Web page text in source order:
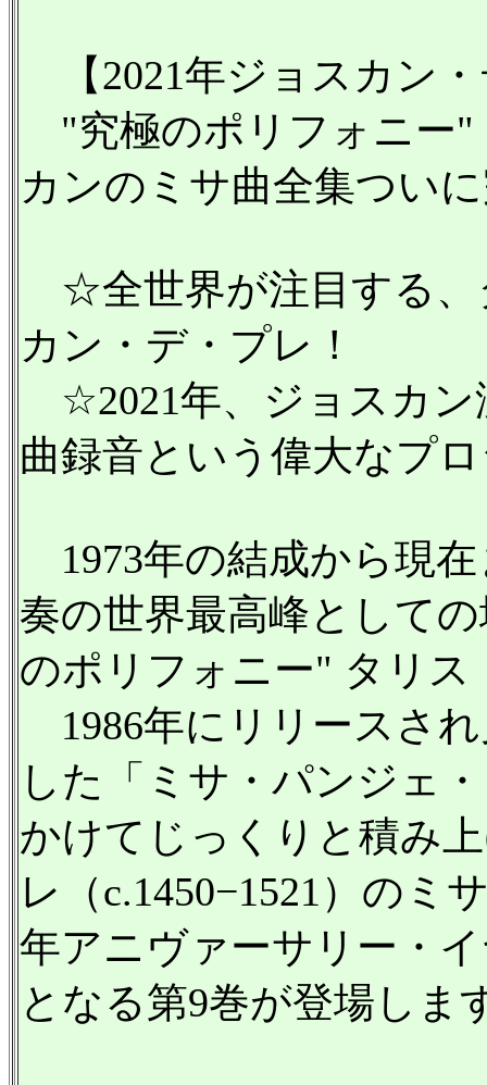
【2021年ジョスカン
"究極のポリフォニー"
カンのミサ曲全集つい
☆全世界が注目する、
カン・デ・プレ！
☆2021年、ジョスカン
曲録音という偉大なプ
1973年の結成から現
奏の世界最高峰として
のポリフォニー" タリス
1986年にリリースさ
した「ミサ・パンジェ
かけてじっくりと積み
レ（c.1450−1521）のミ
年アニヴァーサリー・
となる第9巻が登場しま